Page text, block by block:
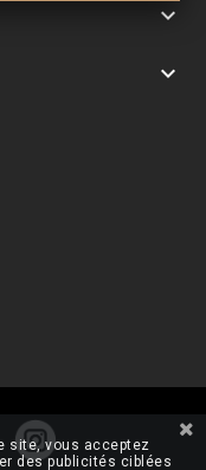


site, vous acceptez
des publicités ciblées